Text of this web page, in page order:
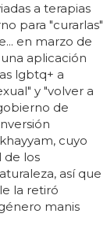
a terapias
para "curarlas"
en marzo de
aplicación
lgbtq+ a
y "volver a
de
cuyo
de los
así que
la retiró
manis